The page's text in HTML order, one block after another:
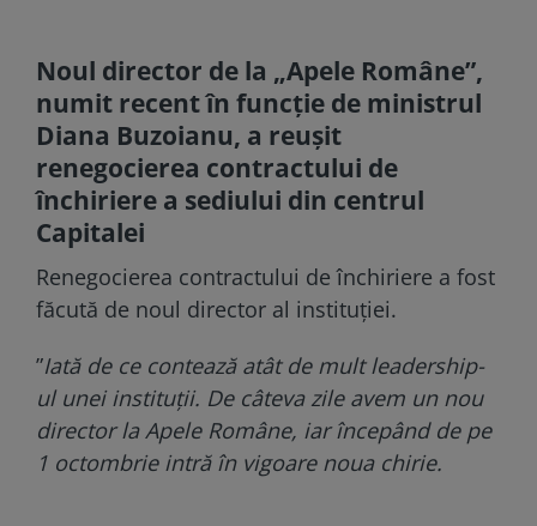
Noul director de la „Apele Române”,
numit recent în funcţie de ministrul
Diana Buzoianu, a reuşit
renegocierea contractului de
închiriere a sediului din centrul
Capitalei
Renegocierea contractului de închiriere a fost
făcută de noul director al instituţiei.
”Iată de ce contează atât de mult leadership-
ul unei instituţii. De câteva zile avem un nou
director la Apele Române, iar începând de pe
1 octombrie intră în vigoare noua chirie.